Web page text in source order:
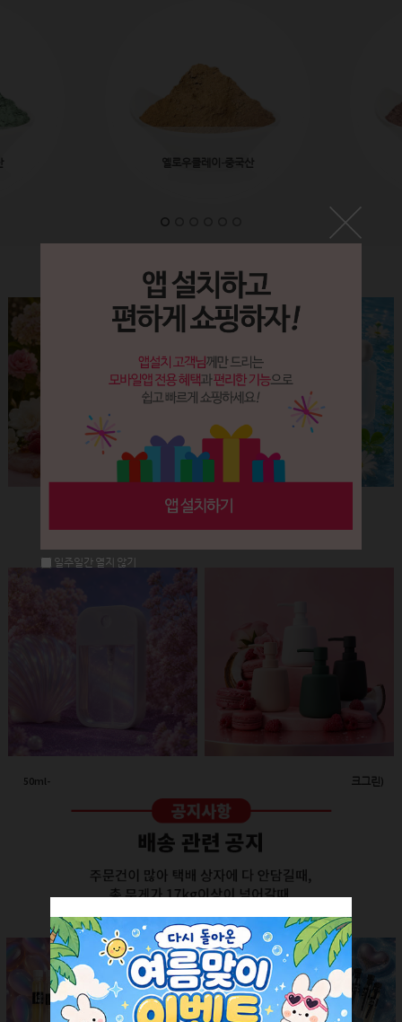
옐로우클레이-중국산
Label&Bottle
50ml-애플 스프레이(투명/화이트캡)
회원공개
260ml-고급세라믹 펌프용기(다크그린)
회원공개
더보기 +
일주일간 열지 않기